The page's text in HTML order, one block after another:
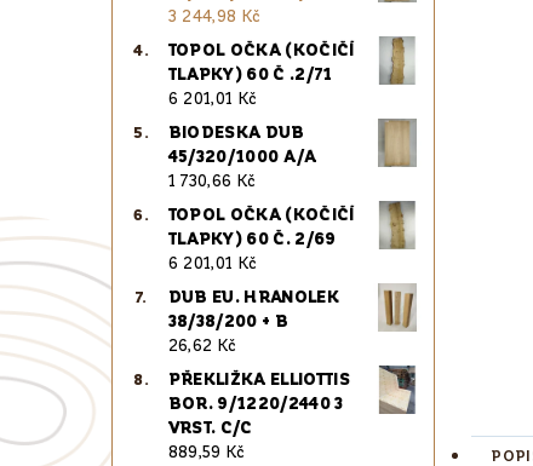
3 244,98 Kč
TOPOL OČKA (KOČIČÍ
TLAPKY) 60 Č .2/71
6 201,01 Kč
BIODESKA DUB
45/320/1000 A/A
1 730,66 Kč
TOPOL OČKA (KOČIČÍ
TLAPKY) 60 Č. 2/69
6 201,01 Kč
DUB EU. HRANOLEK
38/38/200 + B
26,62 Kč
PŘEKLIŽKA ELLIOTTIS
BOR. 9/1220/2440 3
VRST. C/C
889,59 Kč